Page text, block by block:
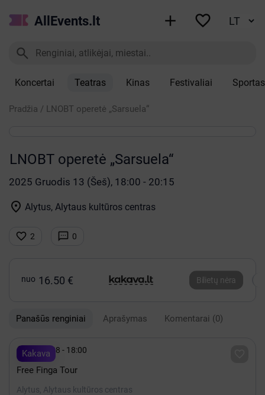
AllEvents.lt  

Koncertai Teatras Kinas Festivaliai Sportas
Pradžia / LNOBT operetė „Sarsuela“
LNOBT operetė „Sarsuela“
2025 Gruodis 13 (Šeš), 18:00 - 20:15
 Alytus, Alytaus kultūros centras
 2  0
nuo 16.50 € Bilietų nėra
Panašūs renginiai Aprašymas Komentarai (0)
Kakava
 Spalis 28 - 18:00
Free Finga Tour
Alytus, Alytaus kultūros centras